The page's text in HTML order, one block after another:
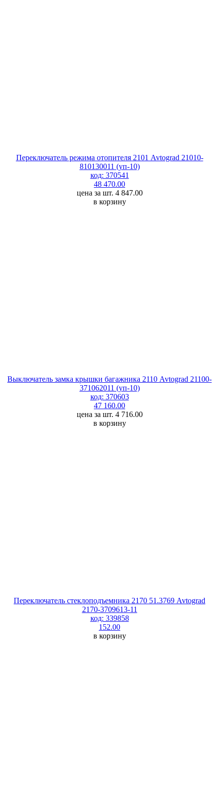
Переключатель режима отопителя 2101 Avtograd 21010-
810130011 (уп-10)
код: 370541
48 470.00
цена за шт. 4 847.00
в корзину
Выключатель замка крышки багажника 2110 Avtograd 21100-
371062011 (уп-10)
код: 370603
47 160.00
цена за шт. 4 716.00
в корзину
Переключатель стеклоподъемника 2170 51.3769 Avtograd
2170-3709613-11
код: 339858
152.00
в корзину